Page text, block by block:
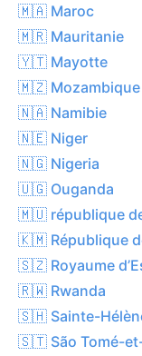
🇲🇦 Maroc
🇲🇷 Mauritanie
🇾🇹 Mayotte
🇲🇿 Mozambique
🇳🇦 Namibie
🇳🇪 Niger
🇳🇬 Nigeria
🇺🇬 Ouganda
🇲🇺 république
🇰🇲 République
🇸🇿 Royaume
🇷🇼 Rwanda
🇸🇭 Sainte-
🇸🇹 São Tomé-